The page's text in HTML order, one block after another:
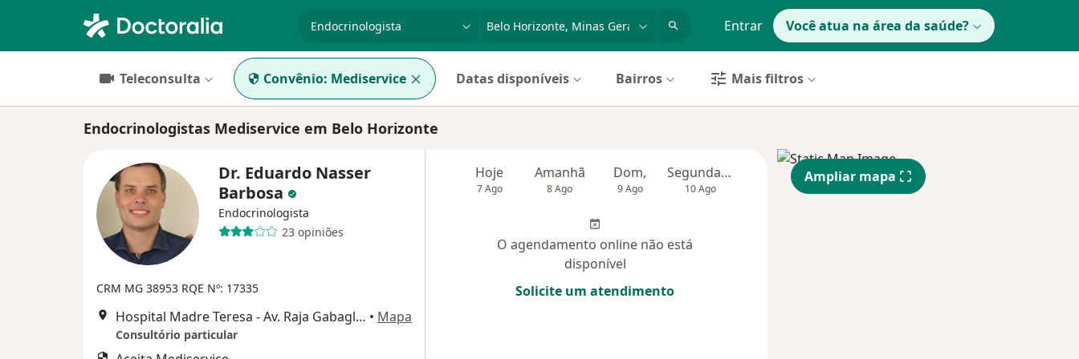
Entrar Você atua na área da saúde?
Teleconsulta Convênio: Mediservice Datas disponíveis Bairros Mais filtros
Endocrinologistas Mediservice em Belo Horizonte
Dr. Eduardo Nasser
Barbosa
Endocrinologista
23 opiniões
CRM MG 38953 RQE Nº: 17335
Hospital Madre Teresa - Av. Raja Gabaglia, 1002, Belo Horizonte • Mapa
Consultório particular
Hoje
7 Ago
Amanhã
8 Ago
Dom,
9 Ago
Segunda-feira
10 Ago
Qua
12 Ago
Qui,
13 Ago
O agendamento online não está
disponível
Solicite um atendimento
Ampliar mapa